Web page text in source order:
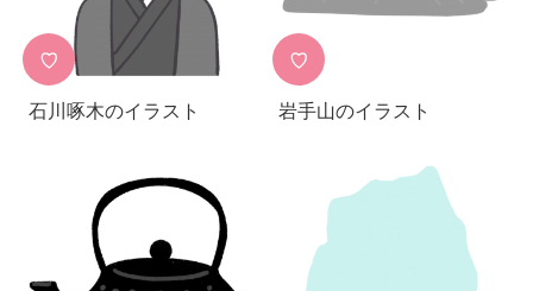
♡
石川啄木のイラスト
♡
岩手山のイラスト